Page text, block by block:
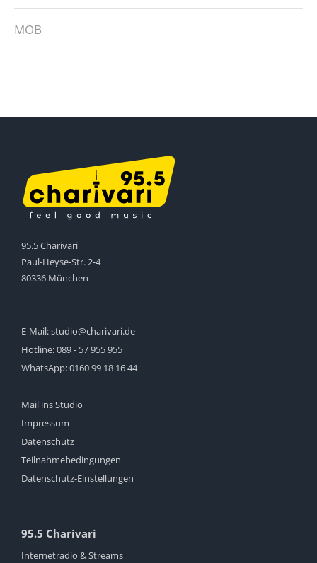
MOB
95.5 Charivari
Paul-Heyse-Str. 2-4
80336 München
E-Mail:studio@charivari.de
Hotline:089 - 57 955 955
WhatsApp:0160 99 18 16 44
Mail ins Studio
Impressum
Datenschutz
Teilnahmebedingungen
Datenschutz-Einstellungen
95.5 Charivari
Internetradio & Streams